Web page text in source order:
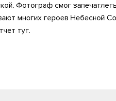
Фотограф смог запечатлеть
многих героев Небесной
тут.